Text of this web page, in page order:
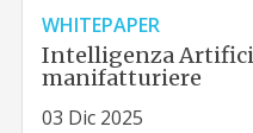
WHITEPAPER
Intelligenza
manifatturiere
03 Dic 2025